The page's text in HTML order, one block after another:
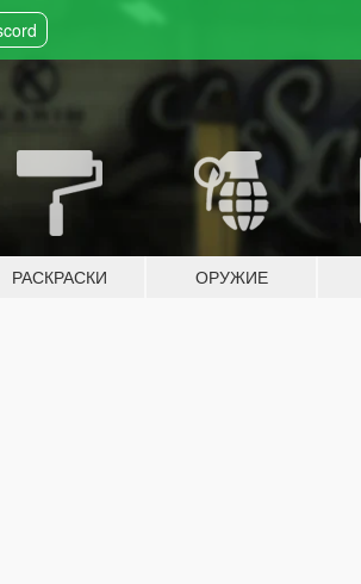
РАСКРАСКИ ОРУЖИЕ